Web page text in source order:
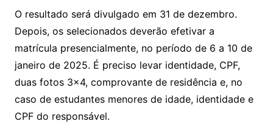
O resultado será divulgado em 31 de dezembro.
Depois, os selecionados deverão efetivar a
matrícula presencialmente, no período de 6 a 10 de
janeiro de 2025. É preciso levar identidade, CPF,
duas fotos 3×4, comprovante de residência e, no
caso de estudantes menores de idade, identidade e
CPF do responsável.